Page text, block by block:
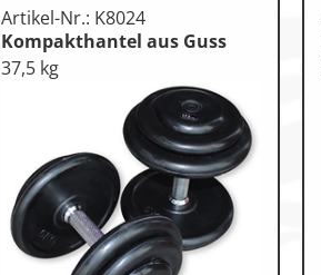
Artikel-Nr.: K8024
Kompakthantel aus Guss
37,5 kg